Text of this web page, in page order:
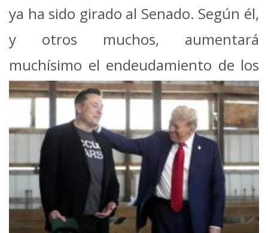
ya ha sido girado al Senado. Según él,
y otros muchos, aumentará
muchísimo el endeudamiento de los